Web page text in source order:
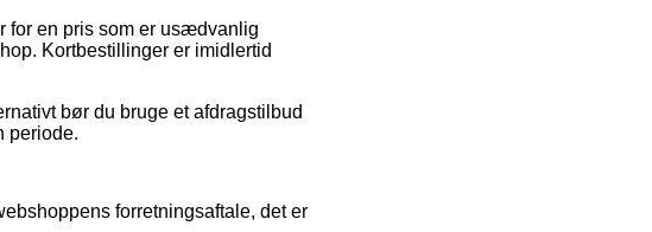
for en pris som er usædvanlig
Kortbestillinger er imidlertid
bør du bruge et afdragstilbud
periode.
forretningsaftale, det er